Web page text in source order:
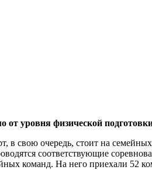
от уровня физической
свою очередь, стоит на
соответствующие
команд. На него приехали 52